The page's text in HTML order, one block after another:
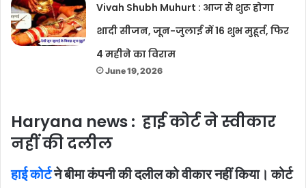
Vivah Shubh Muhurt : आज से शुरू होगा
शादी सीजन, जून-जुलाई में 16 शुभ मुहूर्त, फिर
4 महीने का विराम
June 19, 2026
Haryana news : हाई कोर्ट ने स्वीकार
नहीं की दलील
हाई कोर्टने बीमा कंपनी की दलील को वीकार नहीं किया। कोर्ट